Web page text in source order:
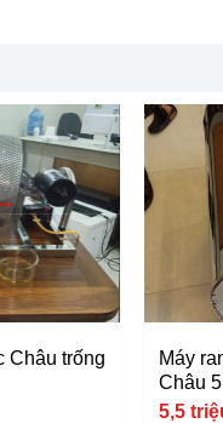
Châu trống
Máy
Châu
5,5